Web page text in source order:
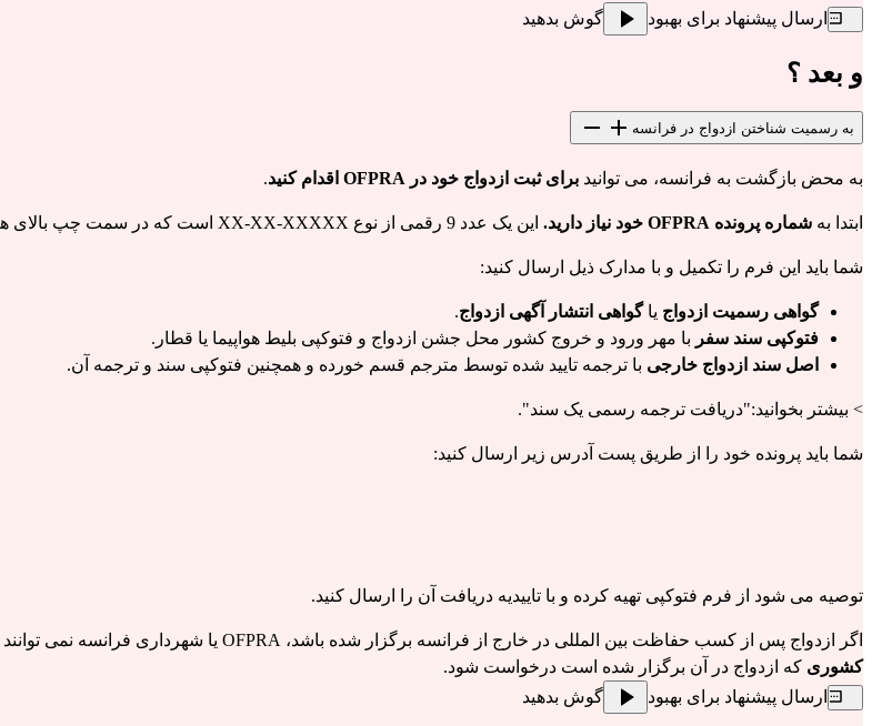
ارسال پیشنهاد برای بهبود
گوش بدهید
و بعد ؟
به رسمیت شناختن ازدواج در فرانسه
به محض بازگشت به فرانسه، می توانید برای ثبت ازدواج خود در OFPRA اقدام کنید .
ابتدا به شماره پرونده OFPRA خود نیاز دارید. این یک عدد 9 رقمی از نوع XX-XX-XXXXX است که در سمت چپ بالای هر نامه ارسال شده توسط OFPRA نوشته شده است.
شما باید این فرم را تکمیل و با مدارک ذیل ارسال کنید:
گواهی رسمیت ازدواج یا گواهی انتشار آگهی ازدواج.
فتوکپی سند سفر با مهر ورود و خروج کشور محل جشن ازدواج و فتوکپی بلیط هواپیما یا قطار.
اصل سند ازدواج خارجی با ترجمه تایید شده توسط مترجم قسم خورده و همچنین فتوکپی سند و ترجمه آن.
> بیشتر بخوانید:"دریافت ترجمه رسمی یک سند".
شما باید پرونده خود را از طریق پست آدرس زیر ارسال کنید:
توصیه می شود از فرم فتوکپی تهیه کرده و با تاییدیه دریافت آن را ارسال کنید.
اگر ازدواج پس از کسب حفاظت بین المللی در خارج از فرانسه برگزار شده باشد، OFPRA یا شهرداری فرانسه نمی توانند
کشوری که ازدواج در آن برگزار شده است درخواست شود.
ارسال پیشنهاد برای بهبود
گوش بدهید